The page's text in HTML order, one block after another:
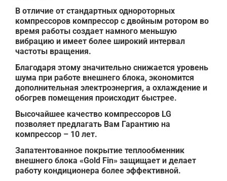
В отличие от стандартных однороторных
компрессоров компрессор с двойным ротором во
время работы создает намного меньшую
вибрацию и имеет более широкий интервал
частоты вращения.
Благодаря этому значительно снижается уровень
шума при работе внешнего блока, экономится
дополнительная электроэнергия, а охлаждение и
обогрев помещения происходит быстрее.
Высочайшее качество компрессоров LG
позволяет предлагать Вам Гарантию на
компрессор – 10 лет.
Запатентованное покрытие теплообменник
внешнего блока «Gold Fin» защищает и делает
работу кондиционера более эффективной.